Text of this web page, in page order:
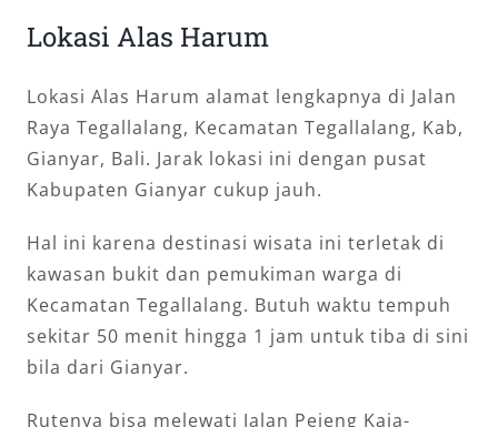
Lokasi Alas Harum
Lokasi Alas Harum alamat lengkapnya di Jalan
Raya Tegallalang, Kecamatan Tegallalang, Kab,
Gianyar, Bali. Jarak lokasi ini dengan pusat
Kabupaten Gianyar cukup jauh.
Hal ini karena destinasi wisata ini terletak di
kawasan bukit dan pemukiman warga di
Kecamatan Tegallalang. Butuh waktu tempuh
sekitar 50 menit hingga 1 jam untuk tiba di sini
bila dari Gianyar.
Rutenya bisa melewati Jalan Pejeng Kaja-